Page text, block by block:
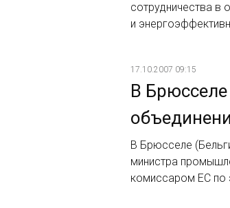
сотрудничества в
и
17.10.2007 09:15
В
В Брюсселе
министра
комиссаром ЕС по